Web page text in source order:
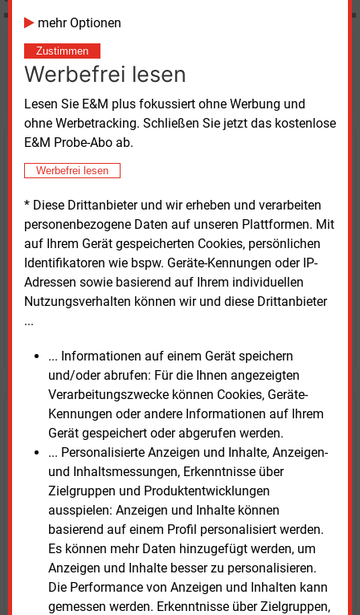
mehr Optionen
Zustimmen
Werbefrei lesen
Lesen Sie E&M plus fokussiert ohne Werbung und
ohne Werbetracking. Schließen Sie jetzt das kostenlose
E&M Probe-Abo ab.
Werbefrei lesen
* Diese Drittanbieter und wir erheben und verarbeiten
personenbezogene Daten auf unseren Plattformen. Mit
auf Ihrem Gerät gespeicherten Cookies, persönlichen
Identifikatoren wie bspw. Geräte-Kennungen oder IP-
Adressen sowie basierend auf Ihrem individuellen
Nutzungsverhalten können wir und diese Drittanbieter
...
... Informationen auf einem Gerät speichern
und/oder abrufen: Für die Ihnen angezeigten
Verarbeitungszwecke können Cookies, Geräte-
Kennungen oder andere Informationen auf Ihrem
Gerät gespeichert oder abgerufen werden.
... Personalisierte Anzeigen und Inhalte, Anzeigen-
und Inhaltsmessungen, Erkenntnisse über
Zielgruppen und Produktentwicklungen
ausspielen: Anzeigen und Inhalte können
basierend auf einem Profil personalisiert werden.
Es können mehr Daten hinzugefügt werden, um
Anzeigen und Inhalte besser zu personalisieren.
Die Performance von Anzeigen und Inhalten kann
gemessen werden. Erkenntnisse über Zielgruppen,
Möchten Sie diese und
weitere Nachrichten lesen?
nur €8.93
Testen SieE&M
kostenlos und
unverbindlich
Zwei Wochen kostenfreier Zugang
Zugang auf stündlich aktualisierte Nachrichten mit
Prognose- und Marktdaten
+ einmal täglich E&M daily
+ zwei Ausgaben der Zeitung E&M
ohne automatische Verlängerung
JETZT KOSTENLOS TESTEN